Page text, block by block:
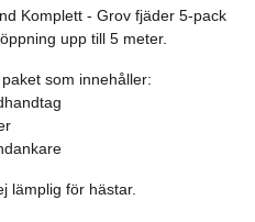
Komplett - Grov fjäder 5-pack
upp till 5 meter.
som innehåller:
lämplig för hästar.